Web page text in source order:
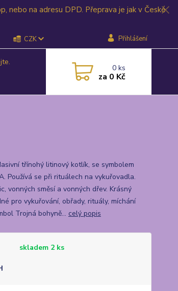
nebo na adresu DPD. Přeprava je jak v České
CZK Přihlášení
0ks
za 0 Kč
třínohý litinový kotlík, se symbolem
Používá se při rituálech na vykuřovadla.
vonných směsí a vonných dřev. Krásný
pro vykuřování, obřady, rituály, míchání
Trojná bohyně... celý popis
skladem 2 ks